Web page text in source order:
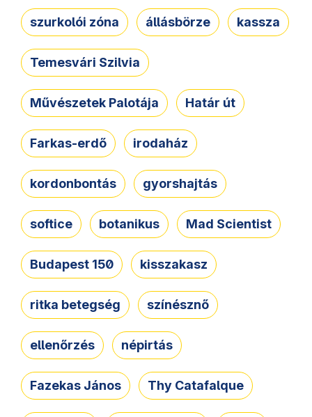
szurkolói zóna állásbörze kassza
Temesvári Szilvia
Művészetek Palotája Határ út
Farkas-erdő irodaház
kordonbontás gyorshajtás
softice botanikus Mad Scientist
Budapest 150 kisszakasz
ritka betegség színésznő
ellenőrzés népirtás
Fazekas János Thy Catafalque